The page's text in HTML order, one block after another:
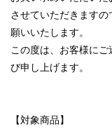
させていただきます
願いいたします。
この度は、お客様に
び申し上げます。
【対象商品】